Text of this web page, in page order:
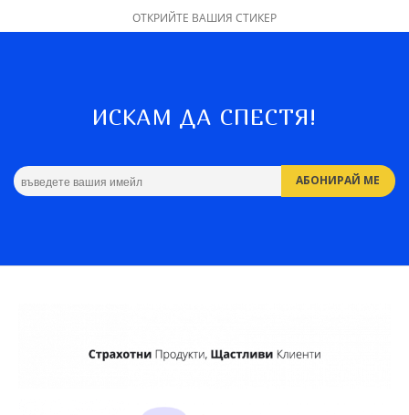
ОТКРИЙТЕ ВАШИЯ СТИКЕР
ИСКАМ ДА СПЕСТЯ!